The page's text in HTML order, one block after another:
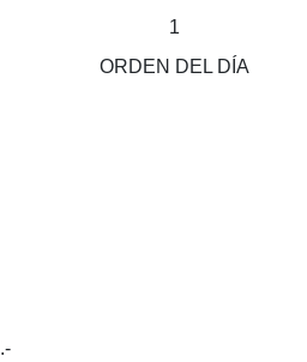
1
ORDEN DEL DÍA